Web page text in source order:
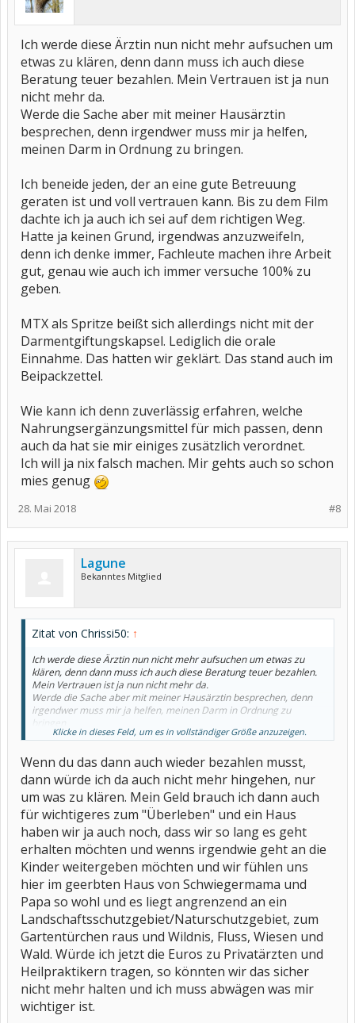
Ich werde diese Ärztin nun nicht mehr aufsuchen um
etwas zu klären, denn dann muss ich auch diese
Beratung teuer bezahlen. Mein Vertrauen ist ja nun
nicht mehr da.
Werde die Sache aber mit meiner Hausärztin
besprechen, denn irgendwer muss mir ja helfen,
meinen Darm in Ordnung zu bringen.
Ich beneide jeden, der an eine gute Betreuung
geraten ist und voll vertrauen kann. Bis zu dem Film
dachte ich ja auch ich sei auf dem richtigen Weg.
Hatte ja keinen Grund, irgendwas anzuzweifeln,
denn ich denke immer, Fachleute machen ihre Arbeit
gut, genau wie auch ich immer versuche 100% zu
geben.
MTX als Spritze beißt sich allerdings nicht mit der
Darmentgiftungskapsel. Lediglich die orale
Einnahme. Das hatten wir geklärt. Das stand auch im
Beipackzettel.
Wie kann ich denn zuverlässig erfahren, welche
Nahrungsergänzungsmittel für mich passen, denn
auch da hat sie mir einiges zusätzlich verordnet.
Ich will ja nix falsch machen. Mir gehts auch so schon
mies genug
#8
28. Mai 2018
Lagune
Bekanntes Mitglied
Zitat von Chrissi50: ↑
Ich werde diese Ärztin nun nicht mehr aufsuchen um etwas zu
klären, denn dann muss ich auch diese Beratung teuer bezahlen.
Mein Vertrauen ist ja nun nicht mehr da.
Werde die Sache aber mit meiner Hausärztin besprechen, denn
irgendwer muss mir ja helfen, meinen Darm in Ordnung zu
bringen.
vertrauen kann. Bis zu dem Film dachte ich ja auch ich sei auf dem
richtigen Weg. Hatte ja keinen Grund, irgendwas anzuzweifeln,
denn ich denke immer, Fachleute machen ihre Arbeit gut, genau
wie auch ich immer versuche 100% zu geben.
MTX als Spritze beißt sich allerdings nicht mit der
Darmentgiftungskapsel. Lediglich die orale Einnahme. Das hatten
wir geklärt. Das stand auch im Beipackzettel.
Wie kann ich denn zuverlässig erfahren, welche
Nahrungsergänzungsmittel für mich passen, denn auch da hat sie
mir einiges zusätzlich verordnet.
Ich will ja nix falsch machen. Mir gehts auch so schon mies genug
Klicke in dieses Feld, um es in vollständiger Größe anzuzeigen.
Wenn du das dann auch wieder bezahlen musst,
dann würde ich da auch nicht mehr hingehen, nur
um was zu klären. Mein Geld brauch ich dann auch
für wichtigeres zum "Überleben" und ein Haus
haben wir ja auch noch, dass wir so lang es geht
erhalten möchten und wenns irgendwie geht an die
Kinder weitergeben möchten und wir fühlen uns
hier im geerbten Haus von Schwiegermama und
Papa so wohl und es liegt angrenzend an ein
Landschaftsschutzgebiet/Naturschutzgebiet, zum
Gartentürchen raus und Wildnis, Fluss, Wiesen und
Wald. Würde ich jetzt die Euros zu Privatärzten und
Heilpraktikern tragen, so könnten wir das sicher
nicht mehr halten und ich muss abwägen was mir
wichtiger ist.